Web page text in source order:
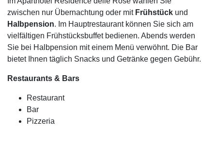
zwischen nur Übernachtung oder mit Frühstück und
Halbpension. Im Hauptrestaurant können Sie sich am
vielfältigen Frühstücksbuffet bedienen. Abends werden
Sie bei Halbpension mit einem Menü verwöhnt. Die Bar
bietet Ihnen täglich Snacks und Getränke gegen Gebühr.
Restaurants & Bars
Restaurant
Bar
Pizzeria